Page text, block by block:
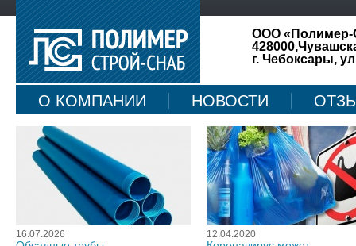
ООО «Полимер-
г. Чебоксары,
О КОМПАНИИ НОВОСТИ
КАРТА САЙТА
16.07.2026 12.04.2020